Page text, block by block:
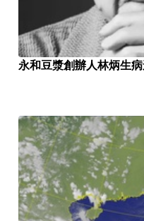
永和豆漿創辦人林炳生